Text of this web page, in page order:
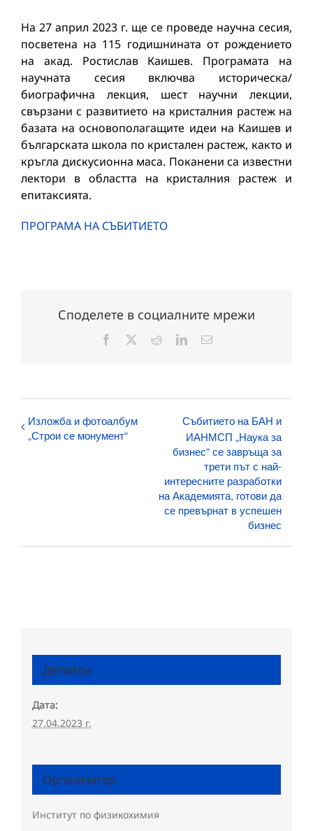
На 27 април 2023 г. ще се проведе научна сесия,
посветена на 115 годишнината от рождението
на акад. Ростислав Каишев. Програмата на
научната сесия включва историческа/
биографична лекция, шест научни лекции,
свързани с развитието на кристалния растеж на
базата на основополагащите идеи на Каишев и
българската школа по кристален растеж, както и
кръгла дискусионна маса. Поканени са известни
лектори в областта на кристалния растеж и
епитаксията.
ПРОГРАМА НА СЪБИТИЕТО
Споделете в социалните мрежи
Facebook RedditLinkedInЕлектронна
Изложба и фотоалбум
„Строи се монумент“
Събитието на БАН и
ИАНМСП „Наука за
бизнес“ се завръща за
трети път с най-
интересните разработки
на Академията, готови да
се превърнат в успешен
бизнес
Детайли
Дата:
27.04.2023 г.
Организатор
Институт по физикохимия